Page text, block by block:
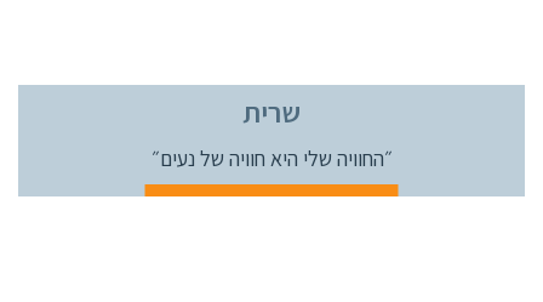
שרית
״החוויה שלי היא חוויה של נעים״